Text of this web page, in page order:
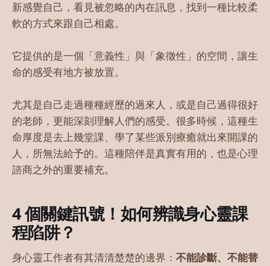
新感覺自己，看見被忽略的內在訊息，找到一種比較柔
軟的方式來跟自己相處。
它提供的是一個「意義性」與「象徵性」的空間，讓生
命的感受有地方被放置。
尤其是自己走過種種經歷的過來人，或是自己過得很好
的老師，更能深刻理解人們的感受。很多時候，這種生
命厚度是去上幾堂課、學了某些派別療癒就出來開課的
人，所無法給予的。這種陪伴是真實有用的，也是心理
諮商之外的重要補充。
4 個關鍵訊號！如何辨識身心靈課
程陷阱？
身心靈工作者有其清清楚楚的邊界： 不能診斷、不能替